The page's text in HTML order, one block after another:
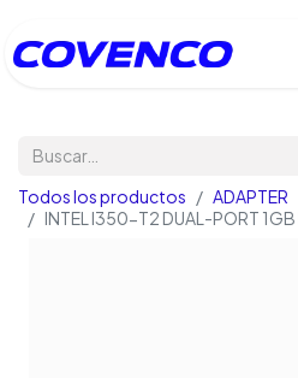
Todos los productos
ADAPTER
INTEL I350-T2 DUAL-PORT 1GB